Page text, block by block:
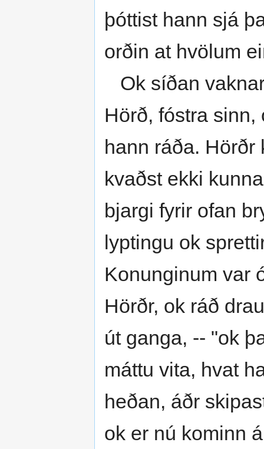
þóttist hann sjá
orðin at hvölum
Ok síðan
Hörð, fóstra
hann ráða.
kvaðst ekki
bjargi fyrir ofan
lyptingu ok
Konunginum var
Hörðr, ok ráð
út ganga, -- "ok
máttu vita, hvat
heðan, áðr
ok er nú kominn